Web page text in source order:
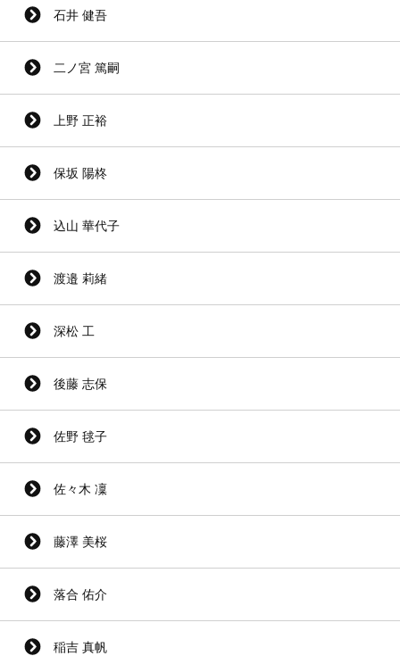
石井 健吾
二ノ宮 篤嗣
上野 正裕
保坂 陽柊
込山 華代子
渡邉 莉緒
深松 工
後藤 志保
佐野 毬子
佐々木 凜
藤澤 美桜
落合 佑介
稲吉 真帆